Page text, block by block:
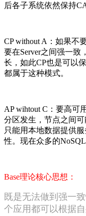
后各子系统依然保持CA
CP without A：如果不
要在Server之间强一致
长，如此CP也是可以
都属于这种模式。
AP wihtout C：要高可
分区发生，节点之间
只能用本地数据提供
性。现在众多的
Base理论核心思想：
既是无法做到强一
个应用都可以根据